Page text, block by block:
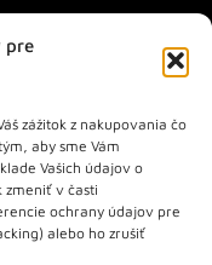
pre
zážitok z nakupovania čo
aby sme Vám
Vašich údajov o
zmeniť v časti
ochrany údajov pre
alebo ho zrušiť
2010. Na našej
značkových